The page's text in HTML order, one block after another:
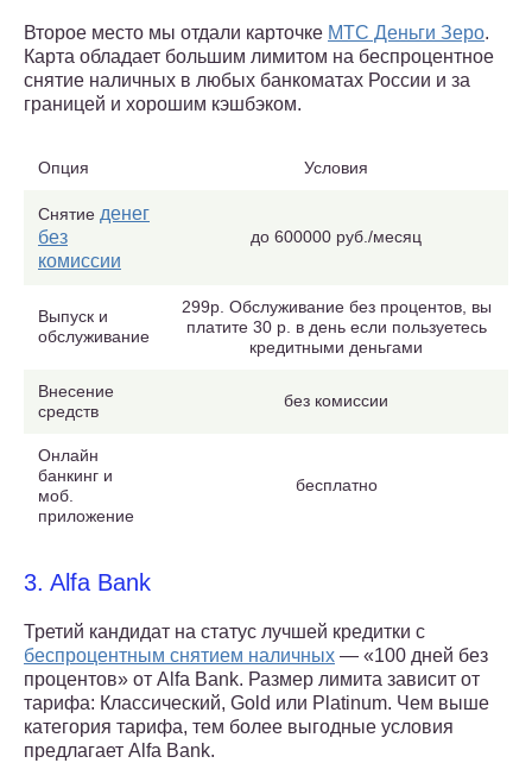
Второе место мы отдали карточке МТС Деньги Зеро.
Карта обладает большим лимитом на беспроцентное
снятие наличных в любых банкоматах России и за
границей и хорошим кэшбэком.
Опция Условия
Снятие денег
без
комиссии
до 600000 руб./месяц
Выпуск и
обслуживание
299р. Обслуживание без процентов, вы
платите 30 р. в день если пользуетесь
кредитными деньгами
Внесение
средств
без комиссии
Онлайн
банкинг и
моб.
приложение
бесплатно
3. Alfa Bank
Третий кандидат на статус лучшей кредитки с
беспроцентным снятием наличных — «100 дней без
процентов» от Alfa Bank. Размер лимита зависит от
тарифа: Классический, Gold или Platinum. Чем выше
категория тарифа, тем более выгодные условия
предлагает Alfa Bank.